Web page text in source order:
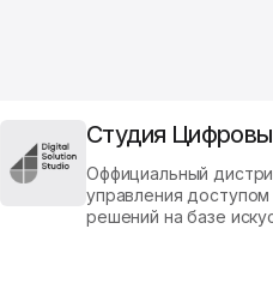
Студия
Оффициальный
управления
решений на базе